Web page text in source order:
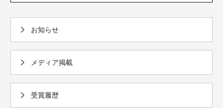
お知らせ
メディア掲載
受賞履歴